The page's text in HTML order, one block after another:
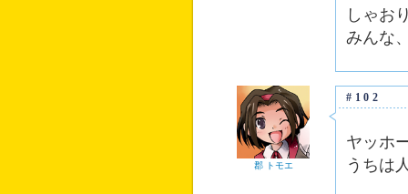
しゃお
みんな
郡 トモエ
#102
ヤッホ
うちは